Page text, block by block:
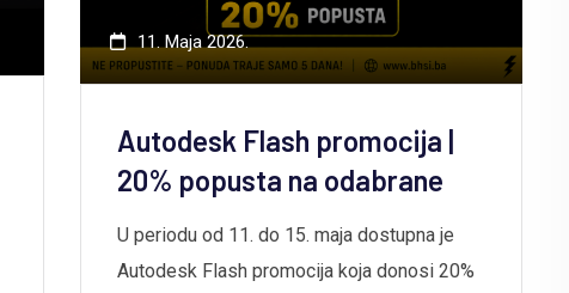
11. Maja 2026.
Autodesk Flash promocija |
20% popusta na odabrane
U periodu od 11. do 15. maja dostupna je
Autodesk Flash promocija koja donosi 20%